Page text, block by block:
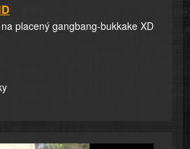
placený gangbang-bukkake XD